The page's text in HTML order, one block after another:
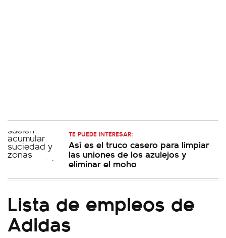
TE PUEDE INTERESAR:
Así es el truco casero para limpiar
las uniones de los azulejos y
eliminar el moho
Lista de empleos de
Adidas